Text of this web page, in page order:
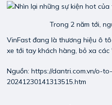
Trong 2 năm tới,
VinFast đang là thương hiệu ô
xe tới tay khách hàng, bỏ xa các
Nguồn: https://dantri.com.vn/o-
20241230141313515.htm